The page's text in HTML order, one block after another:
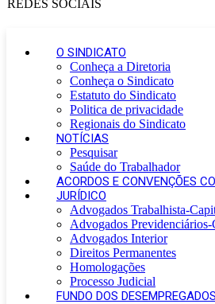
O SINDICATO
Conheça a Diretoria
Conheça o Sindicato
Estatuto do Sindicato
Politica de privacidade
Regionais do Sindicato
NOTÍCIAS
Pesquisar
Saúde do Trabalhador
ACORDOS E CONVENÇÕES
JURÍDICO
Advogados Trabalhista-
Advogados
Advogados Interior
Direitos Permanentes
Homologações
Processo Judicial
FUNDO DOS DESEMPREGADOS